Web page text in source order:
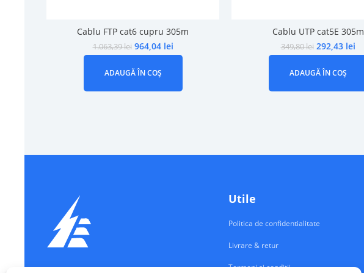
Cablu FTP cat6 cupru 305m
1.063,39lei 964,04 lei
ADAUGĂ ÎN COȘ
Cablu UTP cat5E 305m
349,80lei 292,43 lei
ADAUGĂ ÎN COȘ
Utile
Politica de confidentialitate
Livrare & retur
Termeni si conditii